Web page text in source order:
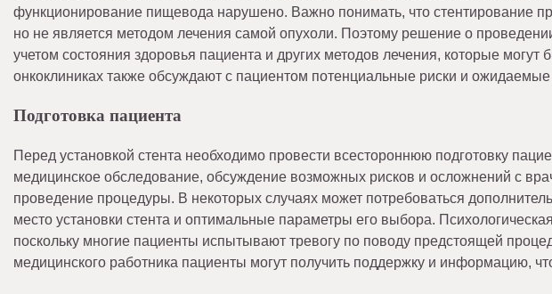
функционирование пищевода нарушено. Важно понимать, что стентирование
но не является методом лечения самой опухоли. Поэтому решение о
учетом состояния здоровья пациента и других методов лечения, которые
онкоклиниках также обсуждают с пациентом потенциальные риски и ожидаемые
Подготовка пациента
Перед установкой стента необходимо провести всестороннюю подготовку
медицинское обследование, обсуждение возможных рисков и осложнений с
проведение процедуры. В некоторых случаях может потребоваться
место установки стента и оптимальные параметры его выбора.
поскольку многие пациенты испытывают тревогу по поводу предстоящей
медицинского работника пациенты могут получить поддержку и информацию,